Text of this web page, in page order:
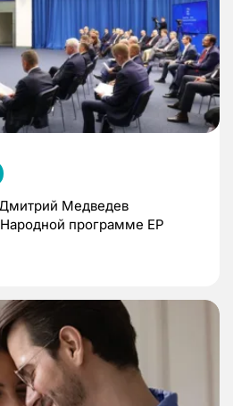
Медведев
программе ЕР